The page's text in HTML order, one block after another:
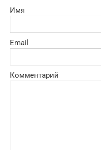
Имя
Email
Комментарий